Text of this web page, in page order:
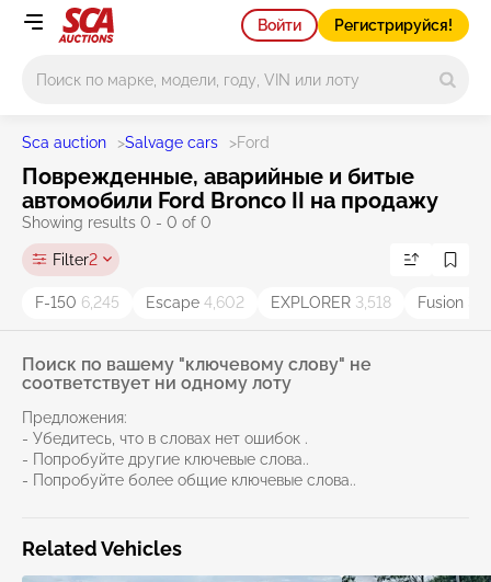
Войти Регистрируйся!
Sca auction >Salvage cars >Ford
Поврежденные, аварийные и битые
автомобили Ford Bronco II на продажу
Showing results 0 - 0 of 0
Filter2
F-150 6,245 Escape 4,602 EXPLORER 3,518 Fusion
Поиск по вашему "ключевому слову" не
соответствует ни одному лоту
Предложения:
- Убедитесь, что в словах нет ошибок .
- Попробуйте другие ключевые слова..
- Попробуйте более общие ключевые слова..
Related Vehicles